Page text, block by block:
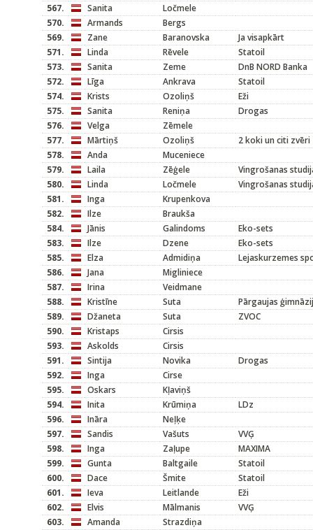
567.
Sanita
Ločmele
570.
Armands
Bergs
569.
Zane Baranovska
Ja visapkārt
571.
Linda Rēvele
Statoil
573.
Sanita Zeme
DnB NORD Banka
572.
Līga Ankrava
Statoil
574.
Krists Ozoliņš
Eži
575.
Sanita Reniņa
Drogas
576.
Velga
Zēmele
577.
Mārtiņš Ozoliņš
2 koki un citi zvēri
578.
Anda
Muceniece
579.
Laila Zēģele
Vingrošanas
580.
Linda Ločmele
Vingrošanas
581.
Inga
Krupenkova
582.
Ilze
Braukša
584.
Jānis Galindoms
Eko-sets
583.
Ilze Dzene
Eko-sets
585.
Elza Admidiņa
Lejaskurzemes
586.
Jana
Migliniece
587.
Irina
Veidmane
588.
Kristīne Suta
Pārgaujas
589.
Džaneta Suta
ZVOC
590.
Kristaps
Cirsis
593.
Askolds
Cirsis
591.
Sintija Novika
Drogas
592.
Inga
Cirse
595.
Oskars
Kļaviņš
594.
Inita Krūmiņa
LDz
596.
Ināra
Neļķe
597.
Sandis Vašuts
VVĢ
598.
Inga Zaļupe
MAXIMA
599.
Gunta Baltgaile
Statoil
600.
Dace Šmite
Statoil
601.
Ieva Leitlande
Eži
602.
Elvis Mālmanis
VVĢ
603.
Amanda
Strazdiņa